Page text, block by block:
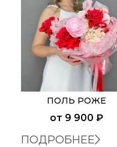
ПОЛЬ РОЖЕ
от 9 900 ₽
ПОДРОБНЕЕ